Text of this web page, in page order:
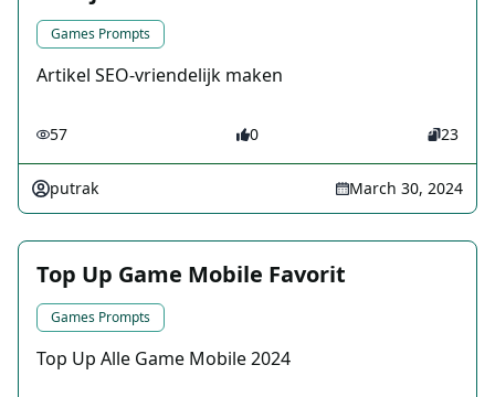
Games Prompts
Artikel SEO-vriendelijk maken
57 0 23
putrak March 30, 2024
Top Up Game Mobile Favorit
Games Prompts
Top Up Alle Game Mobile 2024